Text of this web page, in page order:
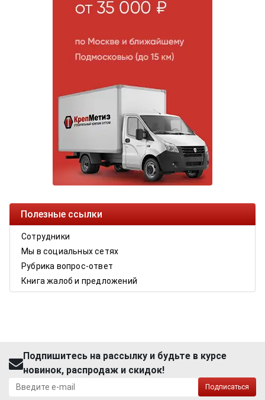
Полезные ссылки
Сотрудники
Мы в социальных сетях
Рубрика вопрос-ответ
Книга жалоб и предложений
Подпишитесь на рассылку и будьте в курсе
новинок, распродаж и скидок!
Подписаться